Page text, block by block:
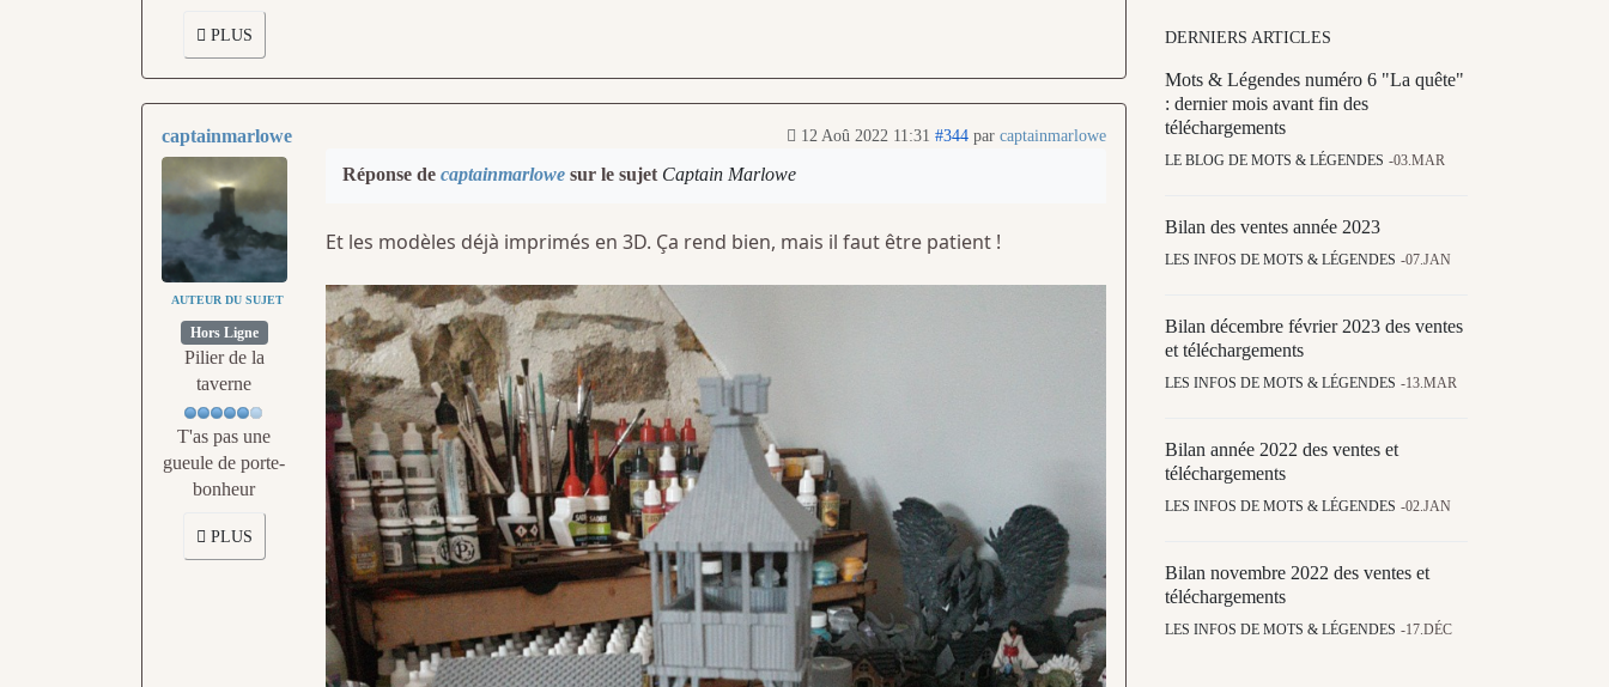
PLUS
captainmarlowe
AUTEUR DU SUJET
Hors Ligne
Pilier de la
taverne
T'as pas une
gueule de porte-
bonheur
PLUS
12 Aoû 2022 11:31 #344 par captainmarlowe
Réponse de captainmarlowesur le sujet Captain Marlowe
Et les modèles déjà imprimés en 3D. Ça rend bien, mais il faut être patient !
DERNIERS ARTICLES
Mots & Légendes numéro 6 "La quête"
: dernier mois avant fin des
téléchargements
LE BLOG DE MOTS & LÉGENDES 03.MAR
Bilan des ventes année 2023
LES INFOS DE MOTS & LÉGENDES 07.JAN
Bilan décembre février 2023 des ventes
et téléchargements
LES INFOS DE MOTS & LÉGENDES 13.MAR
Bilan année 2022 des ventes et
téléchargements
LES INFOS DE MOTS & LÉGENDES 02.JAN
Bilan novembre 2022 des ventes et
téléchargements
LES INFOS DE MOTS & LÉGENDES 17.DÉC